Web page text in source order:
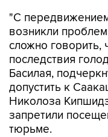
"С
возникли
сложно говорить,
последствия
Басилая,
допустить к
Николоза
запретили
тюрьме.